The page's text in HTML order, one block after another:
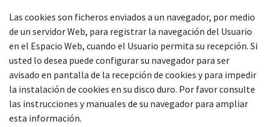
Las cookies son ficheros enviados a un navegador, por medio
de un servidor Web, para registrar la navegación del Usuario
en el Espacio Web, cuando el Usuario permita su recepción. Si
usted lo desea puede configurar su navegador para ser
avisado en pantalla de la recepción de cookies y para impedir
la instalación de cookies en su disco duro. Por favor consulte
las instrucciones y manuales de su navegador para ampliar
esta información.